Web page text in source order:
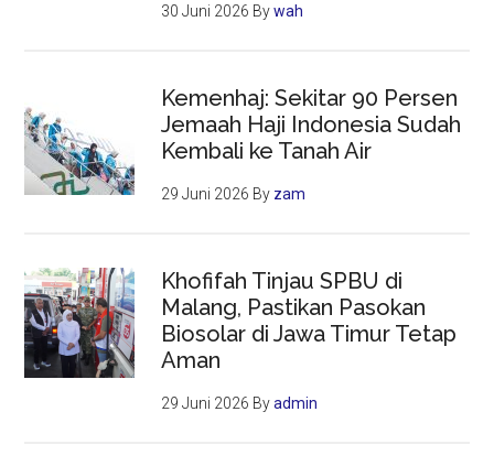
30 Juni 2026 Bywah
Kemenhaj: Sekitar 90 Persen
Jemaah Haji Indonesia Sudah
Kembali ke Tanah Air
29 Juni 2026 By zam
Khofifah Tinjau SPBU di
Malang, Pastikan Pasokan
Biosolar di Jawa Timur Tetap
Aman
29 Juni 2026 Byadmin